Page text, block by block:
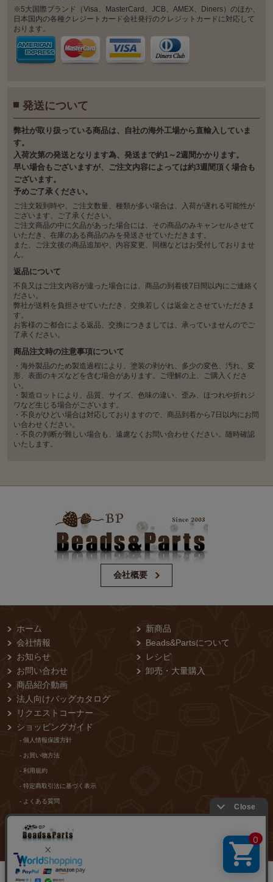
※5大国際ブランド（Visa、MasterCard、JCB、AMEX、Diners）のほか、
日本国内の各種クレジートカード会社発行のクレジットカードに対応して
おります。
発送について
弊社が取り扱っている商品は、自社の海外工場から直輸入していま
す。
入荷次第の発送となります為、発送まで約1～2週間かかります。
早い場合もございますが、ご注文内容によっては約3週間頂く場合も
ございます。
予めご了承ください。
ご注文殺到時や、ご注文数量、種類が多い場合は、入荷が遅れる可能性が
ございます、ご了承ください。
ご注文商品の中に欠品があった場合には、その商品のみキャンセルさせて
いただき、在庫のある商品のみを発送させていただきます。
また、ご注文後の商品追加や、内容変更、同梱などはお受付しておりませ
ん。
返品について
不良又はご注文内容が違った場合には、商品の到着後7日間以内にご連絡く
ださい。
弊社が送料を負担させていただき、交換若しくは返金とさせていただきま
す。
お客様のご都合による返品、交換につきましては、承っていませんのでご
了承ください。
商品注文時の注意事項について
・海外製品のため製造過程により、塗装の剥がれ、多少の変色、汚れ、変
形、表面のキズなどを含む場合があります。ご理解の上、ご購入くださ
い。
・製造ロットにより、品質、サイズ、色味の違い、歪み、ほつれや折れジ
ワなど生じる場合がございます。
・不良がひどい場合は対応しておりますので、商品到着から7日以内にお問
い合わせください。
・不良の判断が難しい場合も、遠慮なくお問い合わせください。随時確認
いたします。
会社概要
ホーム
会社情報
お知らせ
お問い合わせ
商品紹介動画
法人向けバッグカタログ
リクエストコーナー
新商品
Beads&Partsについて
レシピ
卸売・⼤量購⼊
ショッピングガイド
- 個⼈情報保護⽅針
- お買い物⽅法
- 利⽤規約
- 特定商取引法に基づく表⽰
- よくある質問
- 当店からのメールが届かないお客様
店舗紹介